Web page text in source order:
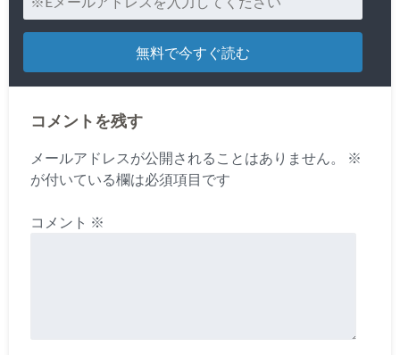
コメントを残す
メールアドレスが公開されることはありません。
※
が付いている欄は必須項目です
コメント ※